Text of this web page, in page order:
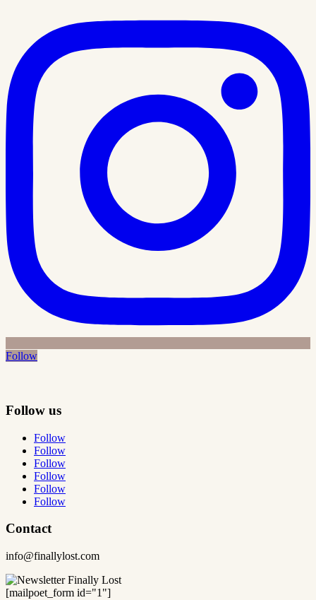
Follow
Follow us
Follow
Follow
Follow
Follow
Follow
Follow
Contact
info@finallylost.com
[mailpoet_form id="1"]